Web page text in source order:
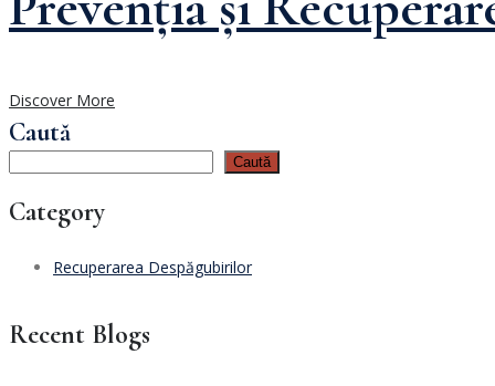
Discover More
Caută
Caută
Category
Recuperarea Despăgubirilor
Recent Blogs